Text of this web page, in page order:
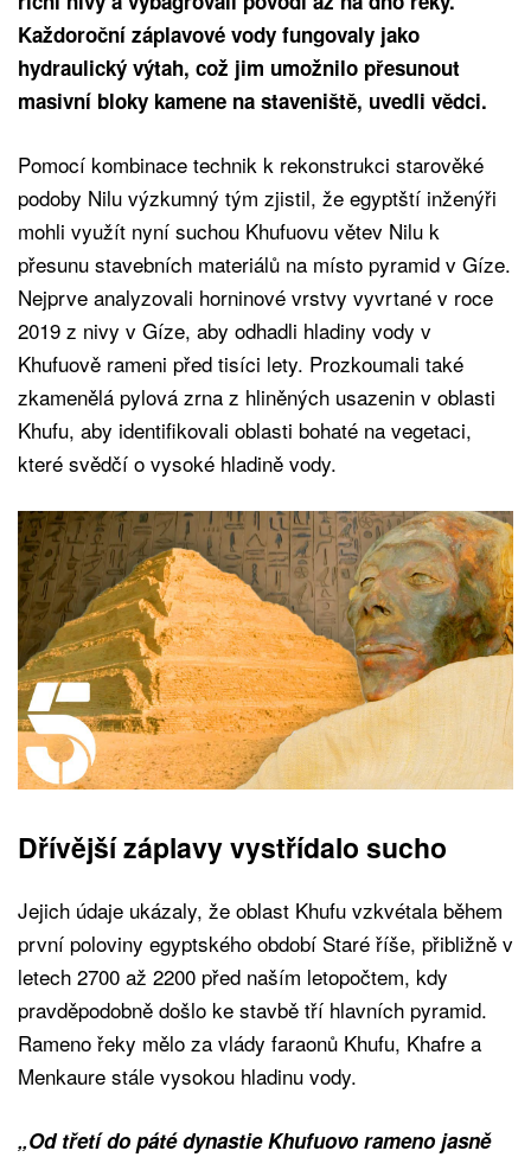
Každoroční záplavové vody fungovaly jako
hydraulický výtah, což jim umožnilo přesunout
masivní bloky kamene na staveniště, uvedli vědci.
Pomocí kombinace technik k rekonstrukci starověké
podoby Nilu výzkumný tým zjistil, že egyptští inženýři
mohli využít nyní suchou Khufuovu větev Nilu k
přesunu stavebních materiálů na místo pyramid v Gíze.
Nejprve analyzovali horninové vrstvy vyvrtané v roce
2019 z nivy v Gíze, aby odhadli hladiny vody v
Khufuově rameni před tisíci lety. Prozkoumali také
zkamenělá pylová zrna z hliněných usazenin v oblasti
Khufu, aby identifikovali oblasti bohaté na vegetaci,
které svědčí o vysoké hladině vody.
Dřívější záplavy vystřídalo sucho
Jejich údaje ukázaly, že oblast Khufu vzkvétala během
první poloviny egyptského období Staré říše, přibližně v
letech 2700 až 2200 před naším letopočtem, kdy
pravděpodobně došlo ke stavbě tří hlavních pyramid.
Rameno řeky mělo za vlády faraonů Khufu, Khafre a
Menkaure stále vysokou hladinu vody.
„Od třetí do páté dynastie Khufuovo rameno jasně